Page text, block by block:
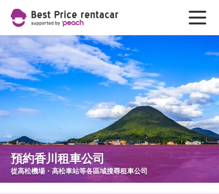
預約香川租車公司
從高松機場・高松車站等各區域搜尋租車公司